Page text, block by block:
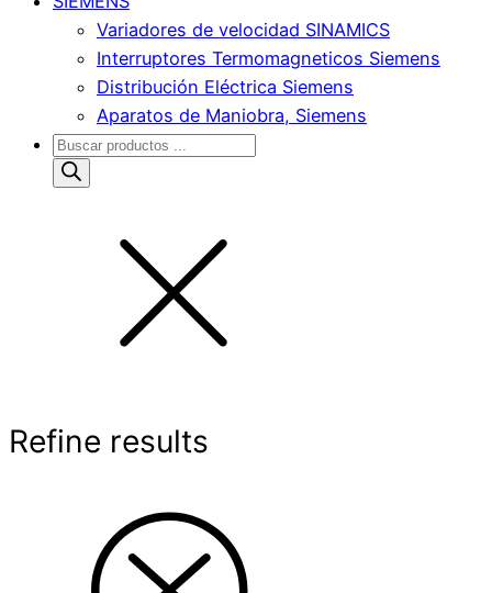
Variadores de velocidad SINAMICS
Interruptores Termomagneticos Siemens
Distribución Eléctrica Siemens
Aparatos de Maniobra, Siemens
Búsqueda
de
Refine results